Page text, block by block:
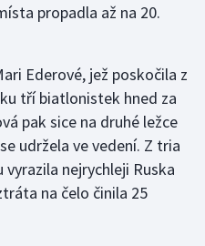
propadla až na 20.
Ederové, jež poskočila z
tří biatlonistek hned za
pak sice na druhé ležce
udržela ve vedení. Z tria
nejrychleji Ruska
na čelo činila 25